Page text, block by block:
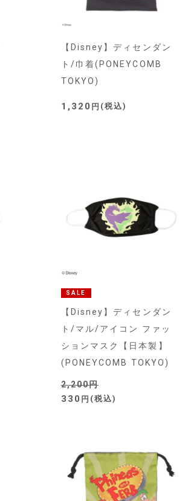
【Disney】ディセンダン
ト/巾着(PONEYCOMB
TOKYO)
1,320 税込
SALE
【Disney】ディセンダン
ト/マル/アイコン ファッ
ションマスク【日本製】
(PONEYCOMB TOKYO)
2,200
330 税込